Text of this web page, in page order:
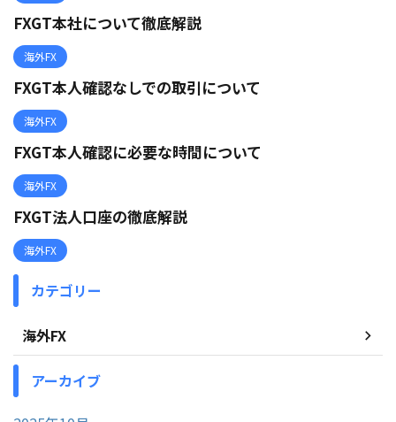
FXGT本社について徹底解説
海外FX
FXGT本人確認なしでの取引について
海外FX
FXGT本人確認に必要な時間について
海外FX
FXGT法人口座の徹底解説
海外FX
カテゴリー
海外FX
アーカイブ